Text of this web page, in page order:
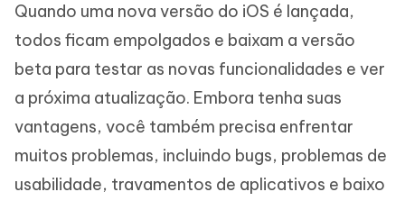
Quando uma nova versão do iOS é lançada,
todos ficam empolgados e baixam a versão
beta para testar as novas funcionalidades e ver
a próxima atualização. Embora tenha suas
vantagens, você também precisa enfrentar
muitos problemas, incluindo bugs, problemas de
usabilidade, travamentos de aplicativos e baixo